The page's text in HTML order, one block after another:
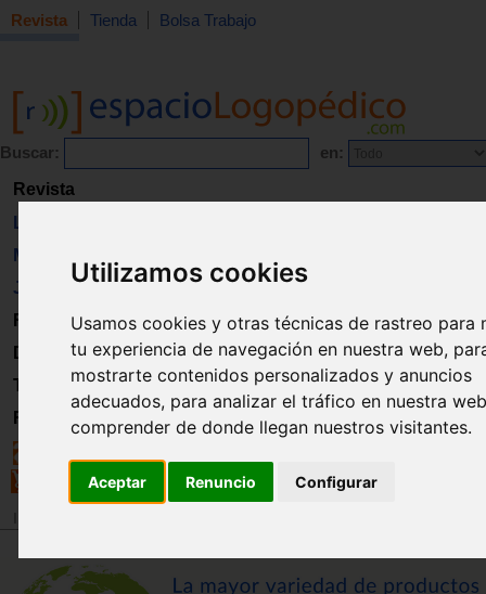
Utilizamos cookies
Usamos cookies y otras técnicas de rastreo para
tu experiencia de navegación en nuestra web,
mostrarte contenidos personalizados y anuncios
adecuados, para analizar el tráfico en nuestra
comprender de donde llegan nuestros visitantes.
Aceptar Renuncio Configurar
Revista Tienda Bolsa Trabajo
Buscar: en:
Revista
Libros
Material
Juguetes
Formación
Directorio
Trabajo
Registro